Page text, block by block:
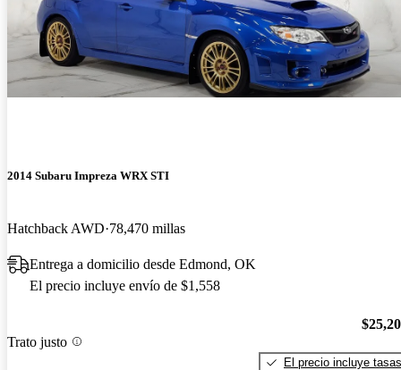
2014 Subaru Impreza WRX STI
Hatchback AWD 78,470 millas
Entrega a domicilio desde Edmond, OK
El precio incluye envío de $1,558
Trato justo
El precio incluye tasas